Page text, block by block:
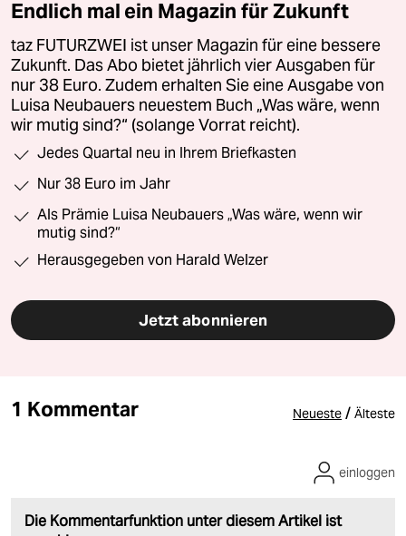
Endlich mal ein Magazin für Zukunft
taz FUTURZWEI ist unser Magazin für eine bessere
Zukunft. Das Abo bietet jährlich vier Ausgaben für
nur 38 Euro. Zudem erhalten Sie eine Ausgabe von
Luisa Neubauers neuestem Buch „Was wäre, wenn
wir mutig sind?“ (solange Vorrat reicht).
Jedes Quartal neu in Ihrem Briefkasten
Nur 38 Euro im Jahr
Als Prämie Luisa Neubauers „Was wäre, wenn wir
mutig sind?“
Herausgegeben von Harald Welzer
Jetzt abonnieren
1 Kommentar Neueste / Älteste
Die Kommentarfunktion unter diesem Artikel ist
einloggen